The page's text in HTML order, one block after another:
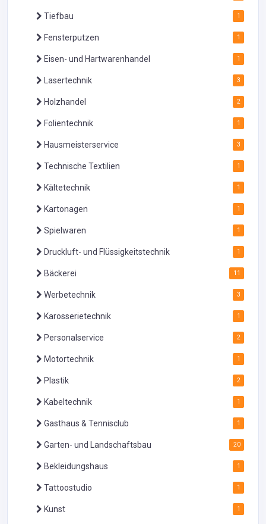
Tiefbau 1
Fensterputzen 1
Eisen- und Hartwarenhandel 1
Lasertechnik 3
Holzhandel 2
Folientechnik 1
Hausmeisterservice 3
Technische Textilien 1
Kältetechnik 1
Kartonagen 1
Spielwaren 1
Druckluft- und Flüssigkeitstechnik 1
Bäckerei 11
Werbetechnik 3
Karosserietechnik 1
Personalservice 2
Motortechnik 1
Plastik 2
Kabeltechnik 1
Gasthaus & Tennisclub 1
Garten- und Landschaftsbau 20
Bekleidungshaus 1
Tattoostudio 1
Kunst 1